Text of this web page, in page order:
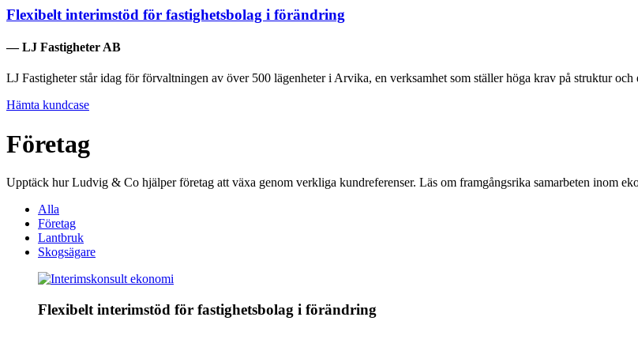
Flexibelt interimstöd för fastighetsbolag i förändring
— LJ Fastigheter AB
LJ Fastigheter står idag för förvaltningen av över 500 lägenheter i Arvika, en verksamhet som ställer höga krav på struktur
Hämta kundcase
Företag
Upptäck hur Ludvig & Co hjälper företag att växa genom verkliga kundreferenser. Läs om framgångsrika samarbeten inom
Alla
Företag
Lantbruk
Skogsägare
Flexibelt interimstöd för fastighetsbolag i förändring